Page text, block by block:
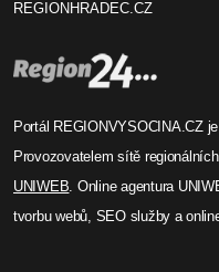
REGIONHRADEC.CZ
Portál REGIONVYSOCINA.CZ
Provozovatelem sítě
UNIWEB. Online agentura
tvorbu webů, SEO služby a